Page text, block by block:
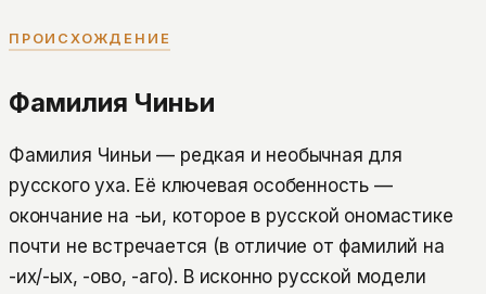
ПРОИСХОЖДЕНИЕ
Фамилия Чиньи
Фамилия Чиньи — редкая и необычная для
русского уха. Её ключевая особенность —
окончание на -ьи, которое в русской ономастике
почти не встречается (в отличие от фамилий на
-их/-ых, -ово, -аго). В исконно русской модели